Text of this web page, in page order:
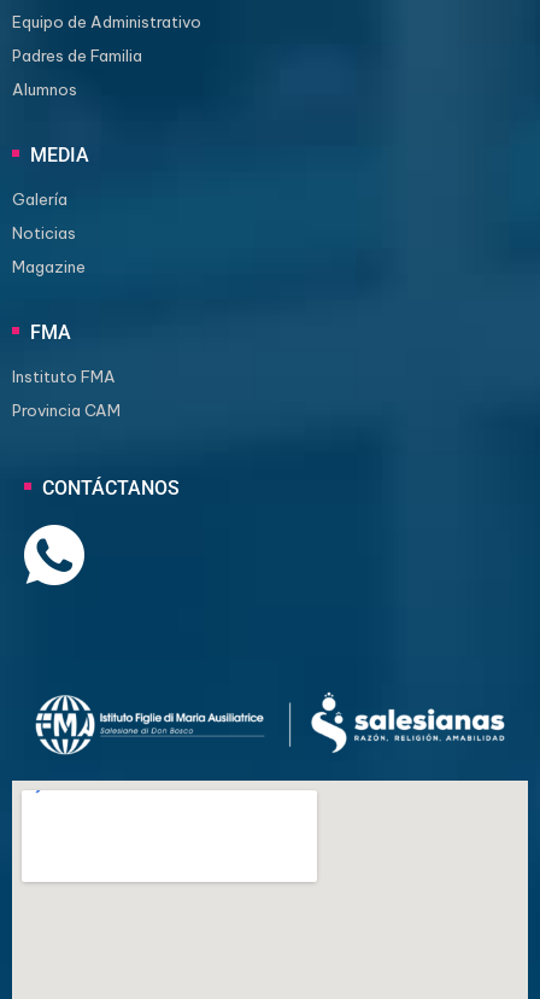
Equipo de Administrativo
Padres de Familia
Alumnos
MEDIA
Galería
Noticias
Magazine
FMA
Instituto FMA
Provincia CAM
CONTÁCTANOS